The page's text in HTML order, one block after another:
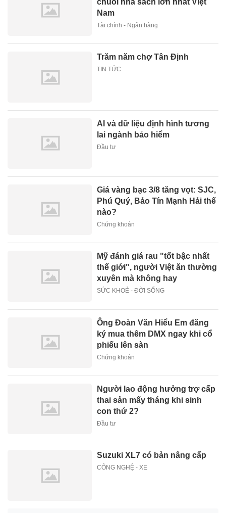
chuỗi nhà sách lớn nhất Việt
Nam
Tài chính - Ngân hàng
Trăm năm chợ Tân Định
TIN TỨC
AI và dữ liệu định hình tương
lai ngành bảo hiểm
Đầu tư
Giá vàng bạc 3/8 tăng vọt: SJC,
Phú Quý, Bảo Tín Mạnh Hải thế
nào?
Chứng khoán
Mỹ đánh giá rau "tốt bậc nhất
thế giới", người Việt ăn thường
xuyên mà không hay
SỨC KHOẺ - ĐỜI SỐNG
Ông Đoàn Văn Hiểu Em đăng
ký mua thêm DMX ngay khi cổ
phiếu lên sàn
Chứng khoán
Người lao động hưởng trợ cấp
thai sản mấy tháng khi sinh
con thứ 2?
Đầu tư
Suzuki XL7 có bản nâng cấp
CÔNG NGHỆ - XE